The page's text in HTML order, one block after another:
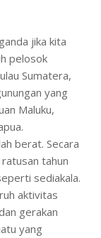
jika kita
pelosok
Sumatera,
yang
Maluku,
berat. Secara
tahun
sediakala.
aktivitas
gerakan
yang